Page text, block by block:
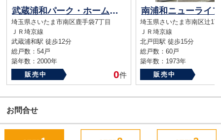
武蔵浦和パーク・ホームズサザンコート
埼玉県さいたま市南区鹿手袋7丁目
ＪＲ埼京線
武蔵浦和駅 徒歩12分
総戸数：54戸
築年数：2000年
販売中
0件
埼玉県さいたま市南区辻1
ＪＲ埼京線
北戸田駅 徒歩15分
総戸数：60戸
築年数：1973年
販売中
お問合せ